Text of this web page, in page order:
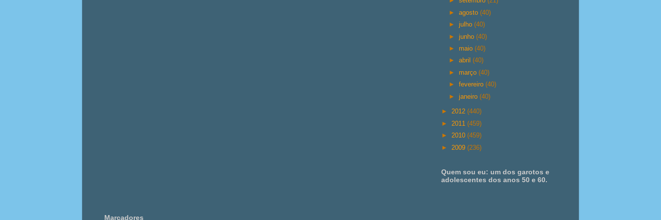
►agosto(40)
►julho(40)
►junho(40)
► maio(40)
►abril(40)
► março(40)
►fevereiro(40)
►janeiro(40)
► 2012 (440)
► 2011 (459)
► 2010 (459)
► 2009 (236)
Quem sou eu: um dos garotos e
adolescentes dos anos 50 e 60.
Marcadores